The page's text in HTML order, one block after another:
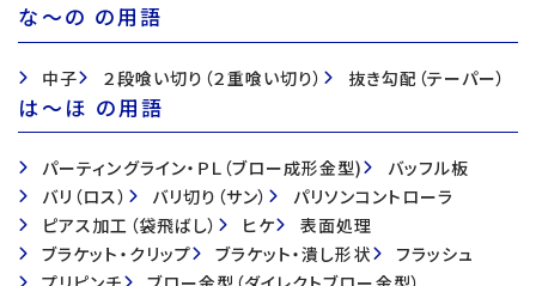
な〜の の用語
中子 ２段喰い切り（２重喰い切り） 抜き勾配（テーパー）
は〜ほ の用語
パーティングライン・ＰＬ（ブロー成形金型)
バッフル板
バリ（ロス）
バリ切り（サン）
パリソンコントローラ
ピアス加工（袋飛ばし）
ヒケ
表面処理
ブラケット・クリップ
ブラケット・潰し形状
フラッシュ